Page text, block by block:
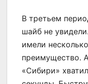
В третьем
шайб не
имели
преимущество.
«Сибири»